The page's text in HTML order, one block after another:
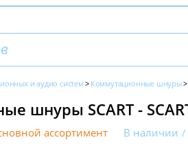
и аудио систем Коммутационные шнуры
шнуры SCART -
ассортимент В наличии